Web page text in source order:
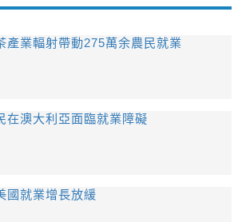
產業輻射帶動275萬余農民就業
在澳大利亞面臨就業障礙
國就業增長放緩